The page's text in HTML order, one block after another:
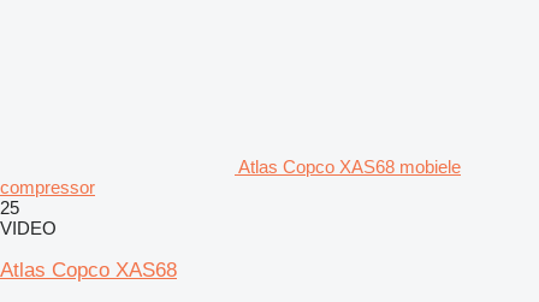
Atlas Copco XAS68 mobiele
compressor
25
VIDEO
Atlas Copco XAS68